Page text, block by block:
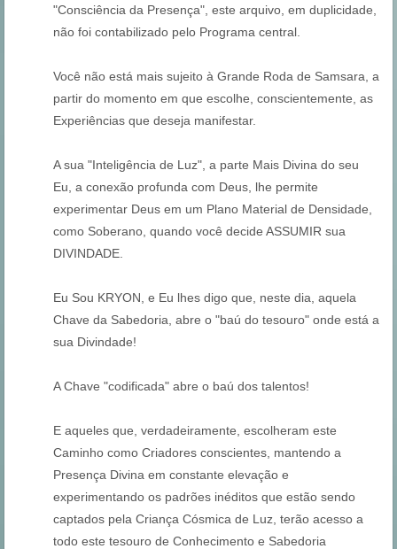
"Consciência da Presença", este arquivo, em duplicidade,
não foi contabilizado pelo Programa central.
Você não está mais sujeito à Grande Roda de Samsara, a
partir do momento em que escolhe, conscientemente, as
Experiências que deseja manifestar.
A sua "Inteligência de Luz", a parte Mais Divina do seu
Eu, a conexão profunda com Deus, lhe permite
experimentar Deus em um Plano Material de Densidade,
como Soberano, quando você decide ASSUMIR sua
DIVINDADE.
Eu Sou KRYON, e Eu lhes digo que, neste dia, aquela
Chave da Sabedoria, abre o "baú do tesouro" onde está a
sua Divindade!
A Chave "codificada" abre o baú dos talentos!
E aqueles que, verdadeiramente, escolheram este
Caminho como Criadores conscientes, mantendo a
Presença Divina em constante elevação e
experimentando os padrões inéditos que estão sendo
captados pela Criança Cósmica de Luz, terão acesso a
todo este tesouro de Conhecimento e Sabedoria